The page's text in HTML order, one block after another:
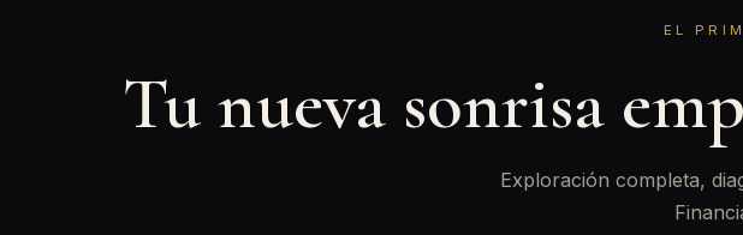
EL
Tu nueva sonrisa
Exploración completa,